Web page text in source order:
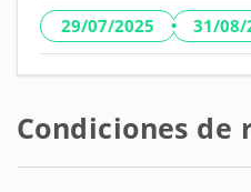
29/07/2025 · 31/08/
Condiciones de